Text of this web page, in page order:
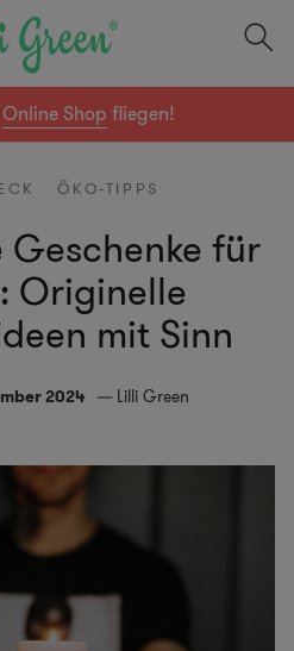
Online Shop fliegen!
ÖKO-TIPPS
für
Originelle
mit Sinn
2024 Lilli Green